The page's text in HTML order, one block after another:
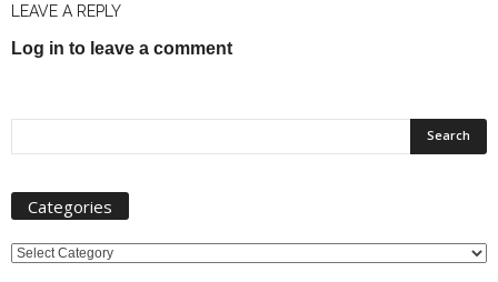
LEAVE A REPLY
Log in to leave a comment
Categories
Categories